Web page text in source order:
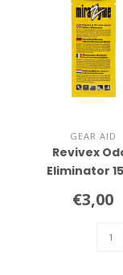
GEAR AID
Revivex
Eliminator
€3,00